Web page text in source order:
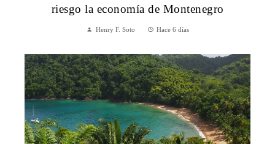
riesgo la economía de Montenegro
Henry F. Soto Hace 6 días